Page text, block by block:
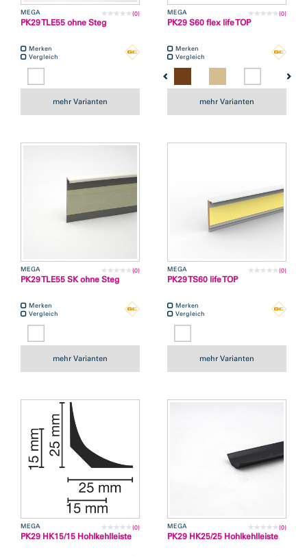
MEGA (0)
PK29 TLE55 ohne Steg
Merken
Vergleich
mehr Varianten
MEGA (0)
PK29 S60 flex life TOP
Merken
Vergleich
mehr Varianten
MEGA (0)
PK29 TLE55 SK ohne Steg
Merken
Vergleich
mehr Varianten
MEGA (0)
PK29 TS60 life TOP
Merken
Vergleich
mehr Varianten
MEGA (0)
PK29 HK15/15 Hohlkehlleiste
MEGA (0)
PK29 HK25/25 Hohlkehlleiste